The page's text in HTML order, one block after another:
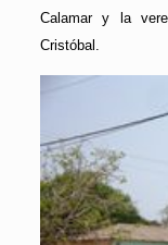
Calamar y la
Cristóbal.